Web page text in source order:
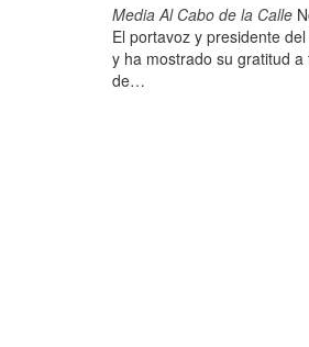
Media Al Cabo de la Calle
El portavoz y presidente
y ha mostrado su gratitud
de…